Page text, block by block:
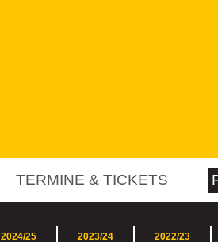
TERMINE & TICKETS
2024/25 2023/24
2022/23